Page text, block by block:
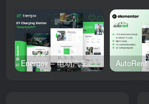
Energox – 电动汽车充电站 Elementor 模板套件